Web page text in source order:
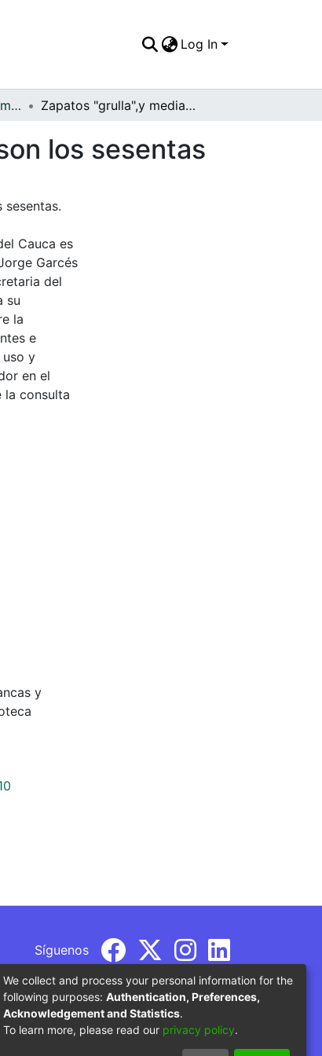
Log In
APFFVC - Moda - Patrimonial Zapatos "grulla",y medias blancas y vestido corto, son los sesentas
los sesentas
Cauca es
Garcés
del
su
la
e
y
en el
la consulta
y
Síguenos
por parte del Ministerio de Educación
We collect and process your personal information for the
following purposes: Authentication, Preferences,
Acknowledgement and Statistics.
To learn more, please read our privacy policy.